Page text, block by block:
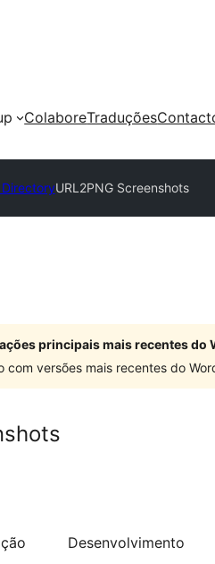
ColaboreTraduções
URL2PNG Screenshots
principais mais recentes do
versões mais recentes do
Desenvolvimento